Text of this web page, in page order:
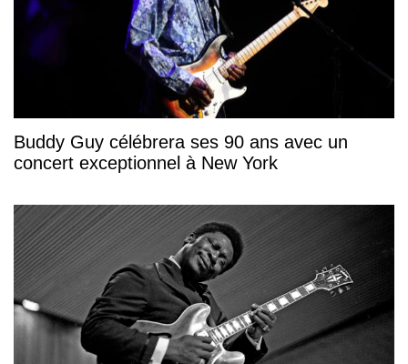
Buddy Guy célébrera ses 90 ans avec un
concert exceptionnel à New York